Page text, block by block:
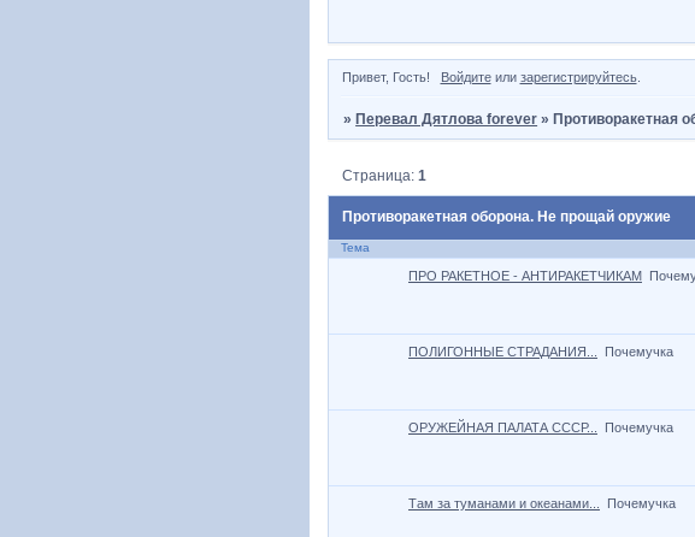
Привет, Гость! Войдитеили зарегистрируйтесь.
»Перевал Дятлова forever »Противоракетная
Противоракетная оборона. Не прощай оружие
Страница:1
Тема
ПРО РАКЕТНОЕ - АНТИРАКЕТЧИКАМ
ПОЛИГОННЫЕ СТРАДАНИЯ...
Почемучка
ОРУЖЕЙНАЯ ПАЛАТА СССР...
Почемучка
Там за туманами и океанами...
Почемучка